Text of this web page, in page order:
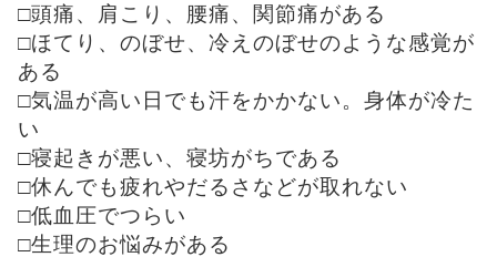
□頭痛、肩こり、腰痛、関節痛がある
□ほてり、のぼせ、冷えのぼせのような感覚が
ある
□気温が高い日でも汗をかかない。身体が冷た
い
□寝起きが悪い、寝坊がちである
□休んでも疲れやだるさなどが取れない
□低血圧でつらい
□生理のお悩みがある